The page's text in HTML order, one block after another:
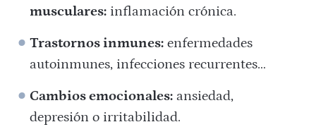
musculares: inflamación crónica.
Trastornos inmunes: enfermedades
autoinmunes, infecciones recurrentes…
Cambios emocionales: ansiedad,
depresión o irritabilidad.